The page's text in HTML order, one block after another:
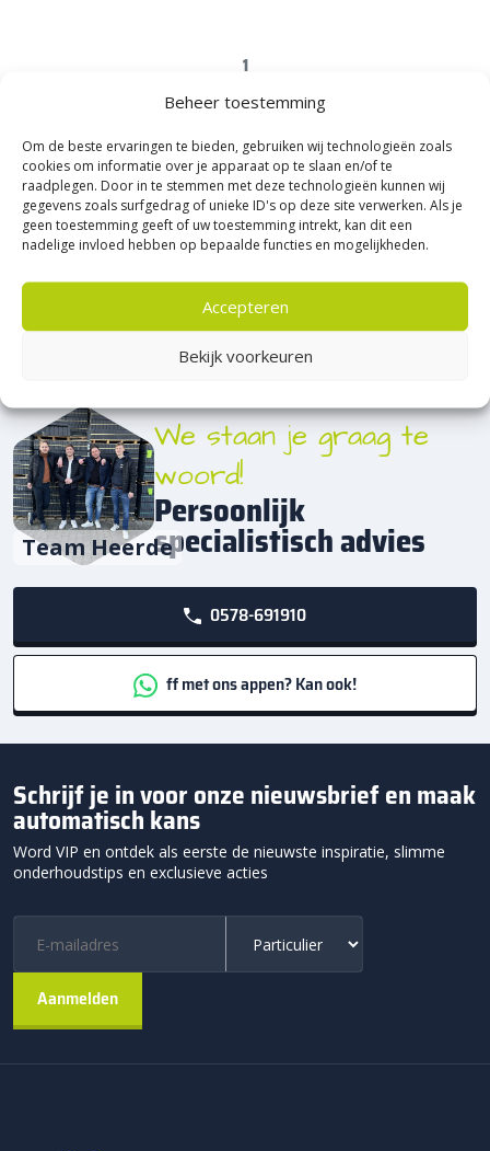
Beheer toestemming
Om de beste ervaringen te bieden, gebruiken wij technologieën zoals
cookies om informatie over je apparaat op te slaan en/of te
raadplegen. Door in te stemmen met deze technologieën kunnen wij
gegevens zoals surfgedrag of unieke ID's op deze site verwerken. Als je
geen toestemming geeft of uw toestemming intrekt, kan dit een
nadelige invloed hebben op bepaalde functies en mogelijkheden.
Accepteren
Bekijk voorkeuren
1
Team Heerde
We staan je graag te
woord!
Persoonlijk
specialistisch advies
0578-691910
ff met ons appen? Kan ook!
Schrijf je in voor onze nieuwsbrief en maak
automatisch kans
Word VIP en ontdek als eerste de nieuwste inspiratie, slimme
onderhoudstips en exclusieve acties